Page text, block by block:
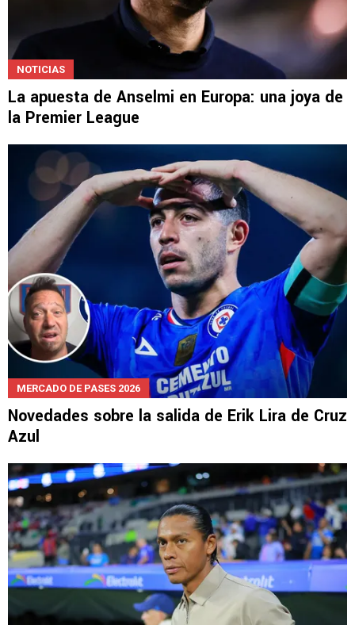
NOTICIAS
La apuesta de Anselmi en Europa: una joya de
la Premier League
MERCADO DE PASES 2026
Novedades sobre la salida de Erik Lira de Cruz
Azul